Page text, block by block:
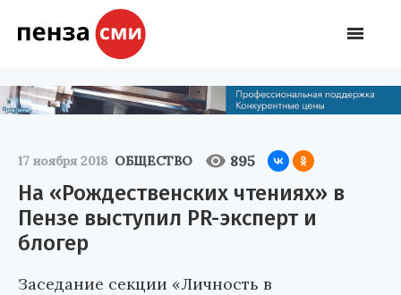
17 ноября 2018 ОБЩЕСТВО 895
На «Рождественских чтениях» в
Пензе выступил PR-эксперт и
блогер
Заседание секции «Личность в